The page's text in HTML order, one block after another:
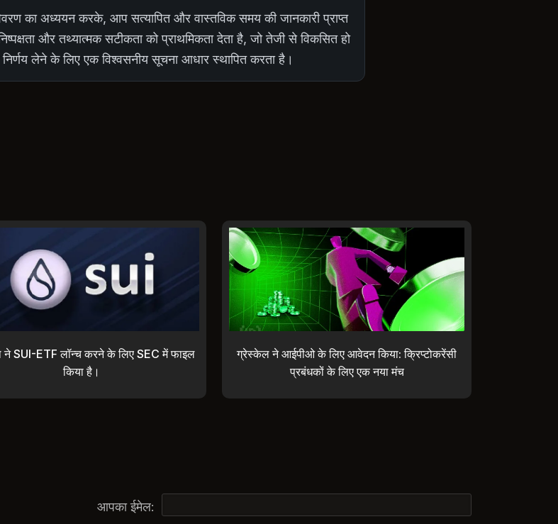
का अध्ययन करके, आप सत्यापित और वास्तविक समय की जानकारी प्राप्त
और तथ्यात्मक सटीकता को प्राथमिकता देता है, जो तेजी से विकसित हो
लेने के लिए एक विश्वसनीय सूचना आधार स्थापित करता है।
SUI-ETF लॉन्च करने के लिए SEC में फाइल
किया है।
ग्रेस्केल ने आईपीओ के लिए आवेदन किया: क्रिप्टोकरेंसी
प्रबंधकों के लिए एक नया मंच
आपका ईमेल: